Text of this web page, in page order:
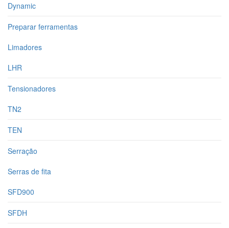
Dynamic
Preparar ferramentas
Limadores
LHR
Tensionadores
TN2
TEN
Serração
Serras de fita
SFD900
SFDH